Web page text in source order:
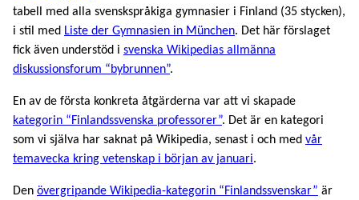
tabell med alla svenskspråkiga gymnasier i Finland (35 stycken),
i stil med Liste der Gymnasien in München. Det här förslaget
fick även understöd i svenska Wikipedias allmänna
diskussionsforum “bybrunnen”.
En av de första konkreta åtgärderna var att vi skapade
kategorin “Finlandssvenska professorer”. Det är en kategori
som vi själva har saknat på Wikipedia, senast i och med vår
temavecka kring vetenskap i början av januari.
Den övergripande Wikipedia-kategorin “Finlandssvenskar” är